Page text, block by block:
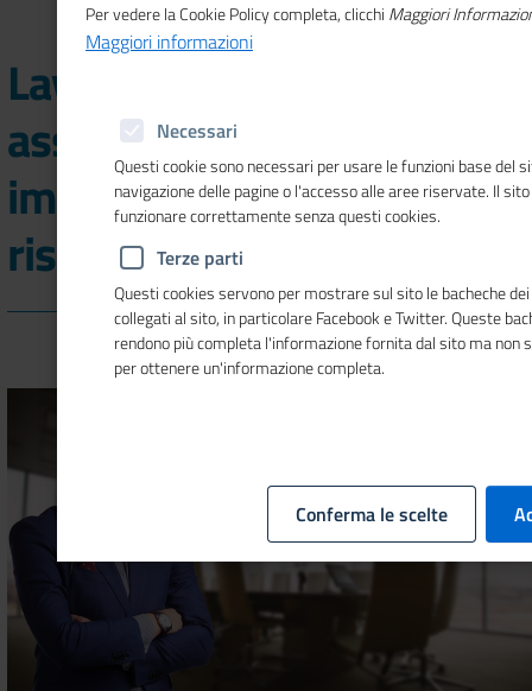
Lavoro: 477mila
assunzioni previste dalle
imprese a ottobre, -27mila
rispetto ad un anno fa
Per vedere la Cookie Policy completa, clicchi Maggiori
Maggiori informazioni
Necessari
Questi cookie sono necessari per usare le funzioni base del
navigazione delle pagine o l'accesso alle aree riservate. Il
funzionare correttamente senza questi cookies.
Terze parti
Questi cookies servono per mostrare sul sito le bacheche
collegati al sito, in particolare Facebook e Twitter. Queste
rendono più completa l'informazione fornita dal sito ma non
per ottenere un'informazione completa.
Conferma le scelte